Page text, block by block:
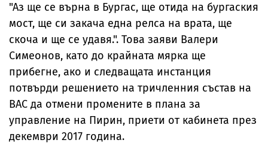
"Аз ще се върна в Бургас, ще отида на бургаския
мост, ще си закача една релса на врата, ще
скоча и ще се удавя.". Това заяви Валери
Симеонов, като до крайната мярка ще
прибегне, ако и следващата инстанция
потвърди решението на тричленния състав на
ВАС да отмени промените в плана за
управление на Пирин, приети от кабинета през
декември 2017 година.